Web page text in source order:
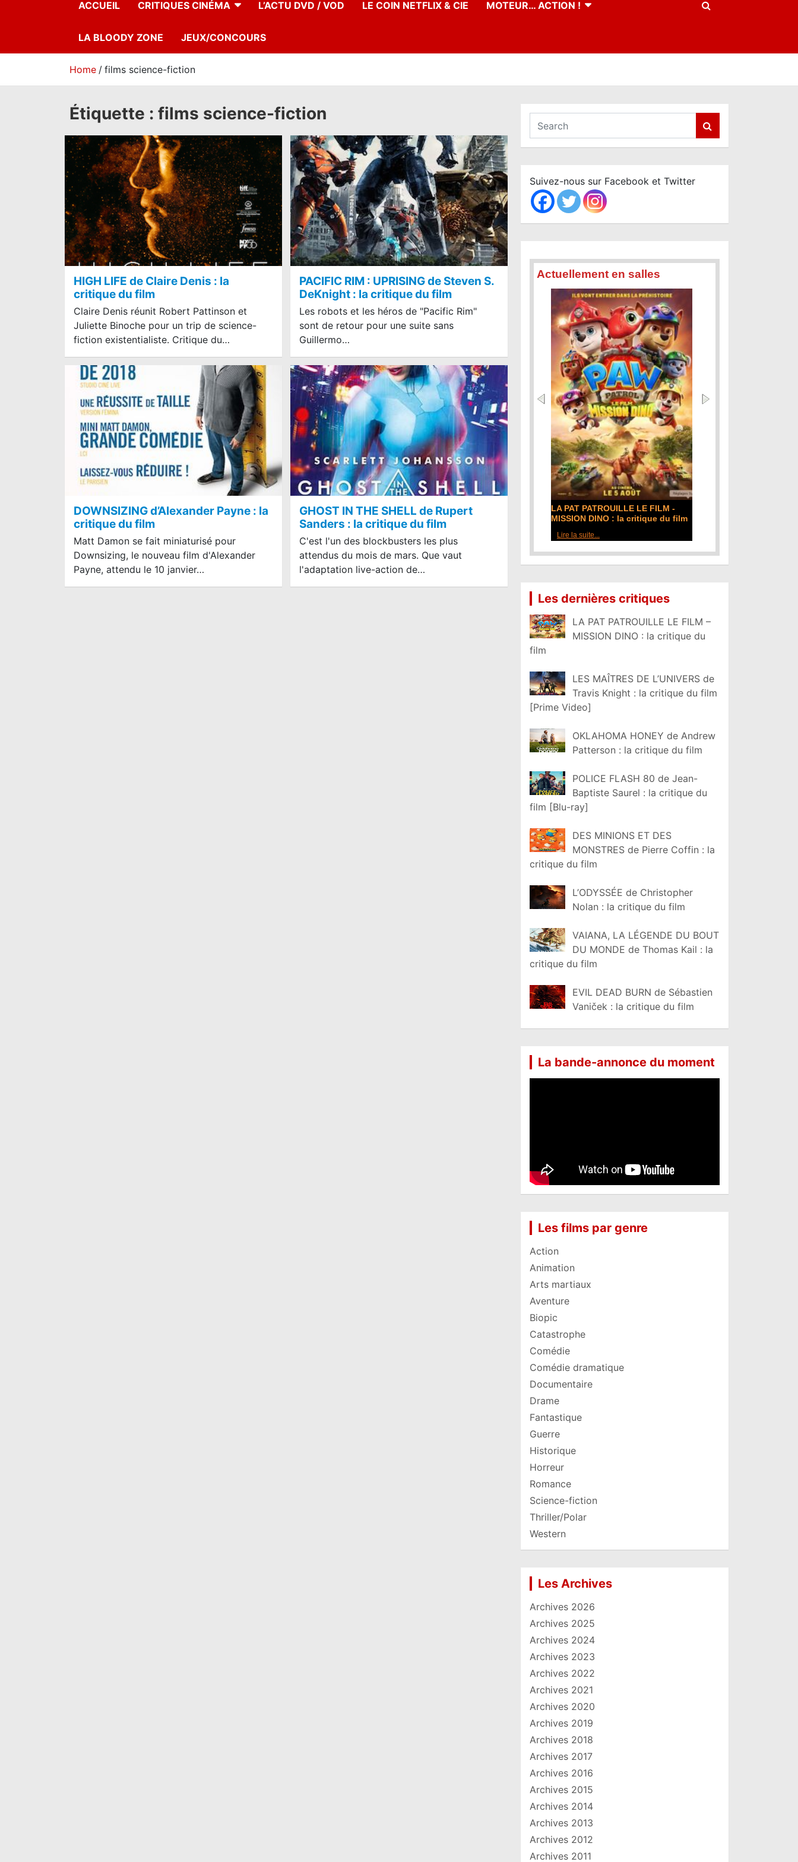
ACCUEIL CRITIQUES CINÉMA L’ACTU DVD / VOD LE COIN NETFLIX & CIE MOTEUR… ACTION !
LA BLOODY ZONE JEUX/CONCOURS
Home films science-fiction
Étiquette : films science-fiction
HIGH LIFE de Claire Denis : la
critique du film
Claire Denis réunit Robert Pattinson et
Juliette Binoche pour un trip de science-
fiction existentialiste. Critique du…
PACIFIC RIM : UPRISING de Steven S.
DeKnight : la critique du film
Les robots et les héros de "Pacific Rim"
sont de retour pour une suite sans
Guillermo…
DOWNSIZING d’Alexander Payne : la
critique du film
Matt Damon se fait miniaturisé pour
Downsizing, le nouveau film d'Alexander
Payne, attendu le 10 janvier…
GHOST IN THE SHELL de Rupert
Sanders : la critique du film
C'est l'un des blockbusters les plus
attendus du mois de mars. Que vaut
l'adaptation live-action de…
a
c
h
Suivez-nous sur Facebook et Twitter
Actuellement en salles
LA PAT PATROUILLE LE FILM -
MISSION DINO : la critique du film
Lire la suite...
Les dernières critiques
LA PAT PATROUILLE LE FILM –
MISSION DINO : la critique du
film
LES MAÎTRES DE L’UNIVERS de
Travis Knight : la critique du film
[Prime Video]
OKLAHOMA HONEY de Andrew
Patterson : la critique du film
POLICE FLASH 80 de Jean-
Baptiste Saurel : la critique du
film [Blu-ray]
DES MINIONS ET DES
MONSTRES de Pierre Coffin : la
critique du film
L’ODYSSÉE de Christopher
Nolan : la critique du film
VAIANA, LA LÉGENDE DU BOUT
DU MONDE de Thomas Kail : la
critique du film
EVIL DEAD BURN de Sébastien
Vaniček : la critique du film
La bande-annonce du moment
Les films par genre
Action
Animation
Arts martiaux
Aventure
Biopic
Catastrophe
Comédie
Comédie dramatique
Documentaire
Drame
Fantastique
Guerre
Historique
Horreur
Romance
Science-fiction
Thriller/Polar
Western
Les Archives
Archives 2026
Archives 2025
Archives 2024
Archives 2023
Archives 2022
Archives 2021
Archives 2020
Archives 2019
Archives 2018
Archives 2017
Archives 2016
Archives 2015
Archives 2014
Archives 2013
Archives 2012
Archives 2011